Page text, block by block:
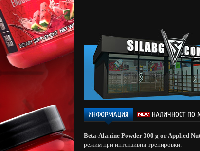
ИНФОРМАЦИЯ НАЛИЧНОСТ ПО
Beta-Alanine Powder 300 g от Applied
режим при интензивни тренировки.